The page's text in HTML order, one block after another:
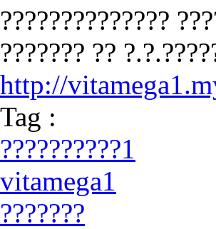
??????????????
??????? ??
http://
Tag :
??????????1
vitamega1
???????